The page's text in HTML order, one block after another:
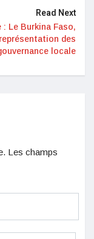
Read Next
Le Burkina Faso,
des
locale
Les champs